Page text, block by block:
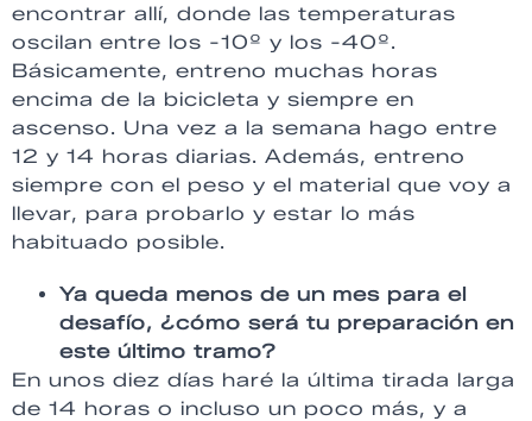
encontrar allí, donde las temperaturas
oscilan entre los -10º y los -40º.
Básicamente, entreno muchas horas
encima de la bicicleta y siempre en
ascenso. Una vez a la semana hago entre
12 y 14 horas diarias. Además, entreno
siempre con el peso y el material que voy a
llevar, para probarlo y estar lo más
habituado posible.
Ya queda menos de un mes para el
desafío, ¿cómo será tu preparación en
este último tramo?
En unos diez días haré la última tirada larga
de 14 horas o incluso un poco más, y a